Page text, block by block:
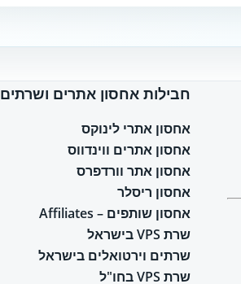
חבילות אחסון אתרים ושרתים
אחסון אתרי לינוקס
אחסון אתרים ווינדווס
אחסון אתר וורדפרס
אחסון ריסלר
אחסון שותפים – Affiliates
שרת VPS בישראל
שרתים וירטואלים בישראל
שרת VPS בחו"ל